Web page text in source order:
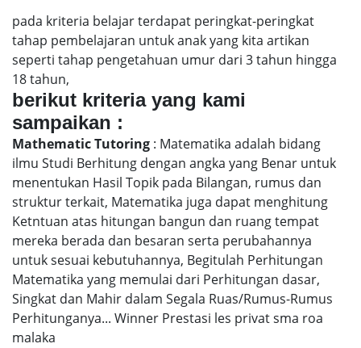
pada kriteria belajar terdapat peringkat-peringkat
tahap pembelajaran untuk anak yang kita artikan
seperti tahap pengetahuan umur dari 3 tahun hingga
18 tahun,
berikut kriteria yang kami
sampaikan :
Mathematic Tutoring : Matematika adalah bidang
ilmu Studi Berhitung dengan angka yang Benar untuk
menentukan Hasil Topik pada Bilangan, rumus dan
struktur terkait, Matematika juga dapat menghitung
Ketntuan atas hitungan bangun dan ruang tempat
mereka berada dan besaran serta perubahannya
untuk sesuai kebutuhannya, Begitulah Perhitungan
Matematika yang memulai dari Perhitungan dasar,
Singkat dan Mahir dalam Segala Ruas/Rumus-Rumus
Perhitunganya... Winner Prestasi les privat sma roa
malaka